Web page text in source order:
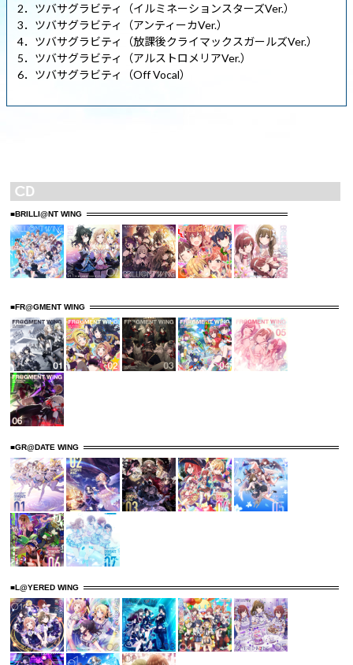
2．ツバサグラビティ（イルミネーションスターズVer.）
3．ツバサグラビティ（アンティーカVer.）
4．ツバサグラビティ（放課後クライマックスガールズVer.）
5．ツバサグラビティ（アルストロメリアVer.）
6．ツバサグラビティ（Off Vocal）
■BRILLI@NT WING
■FR@GMENT WING
■GR@DATE WING
■L@YERED WING